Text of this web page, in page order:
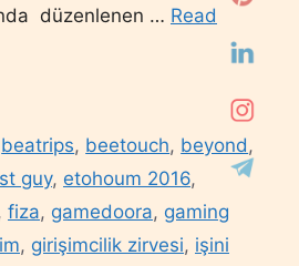
düzenlenen … Read
beatrips, beetouch, beyond ,
guy, etohoum 2016,
, fiza, gamedoora, gaming
, girişimcilik zirvesi, işini